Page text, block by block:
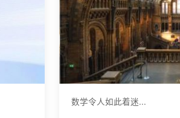
数学令人如此着迷...